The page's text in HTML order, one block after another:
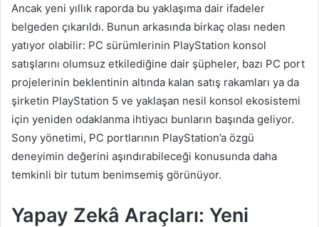
Ancak yeni yıllık raporda bu yaklaşıma dair ifadeler
belgeden çıkarıldı. Bunun arkasında birkaç olası neden
yatıyor olabilir: PC sürümlerinin PlayStation konsol
satışlarını olumsuz etkilediğine dair şüpheler, bazı PC port
projelerinin beklentinin altında kalan satış rakamları ya da
şirketin PlayStation 5 ve yaklaşan nesil konsol ekosistemi
için yeniden odaklanma ihtiyacı bunların başında geliyor.
Sony yönetimi, PC portlarının PlayStation’a özgü
deneyimin değerini aşındırabileceği konusunda daha
temkinli bir tutum benimsemiş görünüyor.
Yapay Zekâ Araçları: Yeni